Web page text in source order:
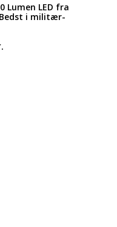
Lumen LED fra
i militær-